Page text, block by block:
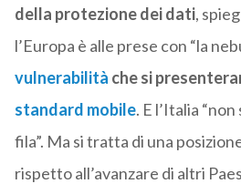
della protezione dei dati,
l’Europa è alle prese con “la
vulnerabilità che si
standard mobile. E l’Italia
fila”. Ma si tratta di una
rispetto all’avanzare di altri